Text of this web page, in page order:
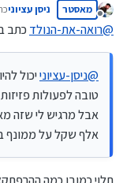
אלף שקל
מנותק
מאסטר ניסן עציוני
@רואה-את-הנולדכתב
@ניסן-עציונייכול
טובה לפעולות
אבל מרגיש לי שזה
אלף שקל על ממונף